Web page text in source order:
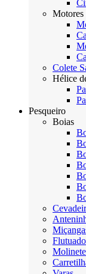
Motores
Colete
Hélice
Pesqueiro
Boias